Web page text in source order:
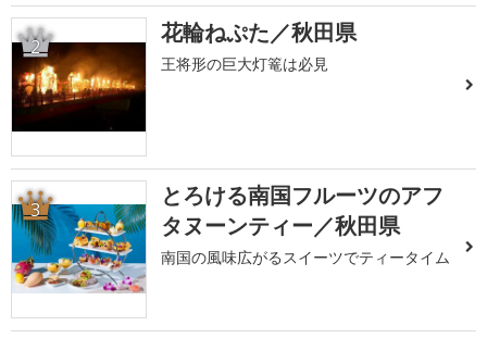
2 花輪ねぷた／秋田県
王将形の巨大灯篭は必見
3
とろける南国フルーツのアフ
タヌーンティー／秋田県
南国の風味広がるスイーツでティータイム